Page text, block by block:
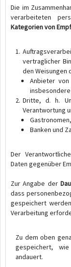
Die im
verarbeiteten
Kategorien von
vertraglicher
den Weisungen
Anbieter
Dritte, d. h.
Verantwortung
Banken und
Der
Daten gegenüber
Zur Angabe der
dass
gespeichert
Verarbeitung
Zu dem oben
gespeichert,
andauert.